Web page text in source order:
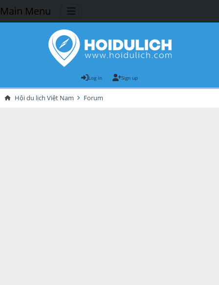
Main Menu
Log in Sign up
Hội du lịch Việt Nam Forum